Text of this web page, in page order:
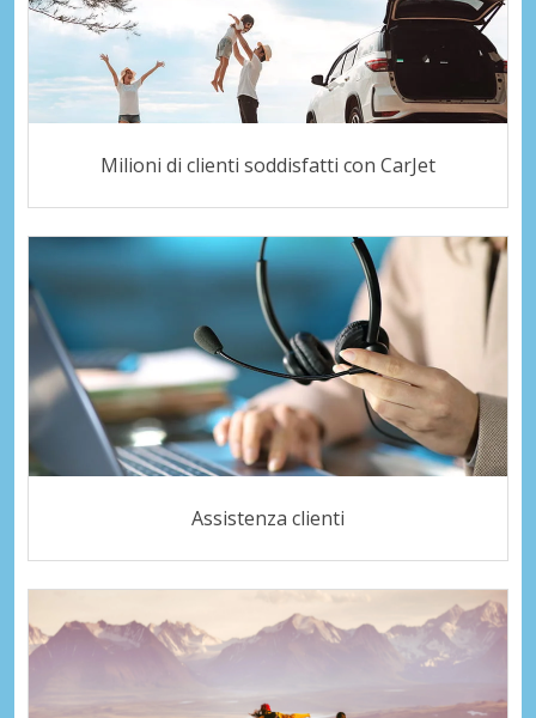
Milioni di clienti soddisfatti con CarJet
Assistenza clienti